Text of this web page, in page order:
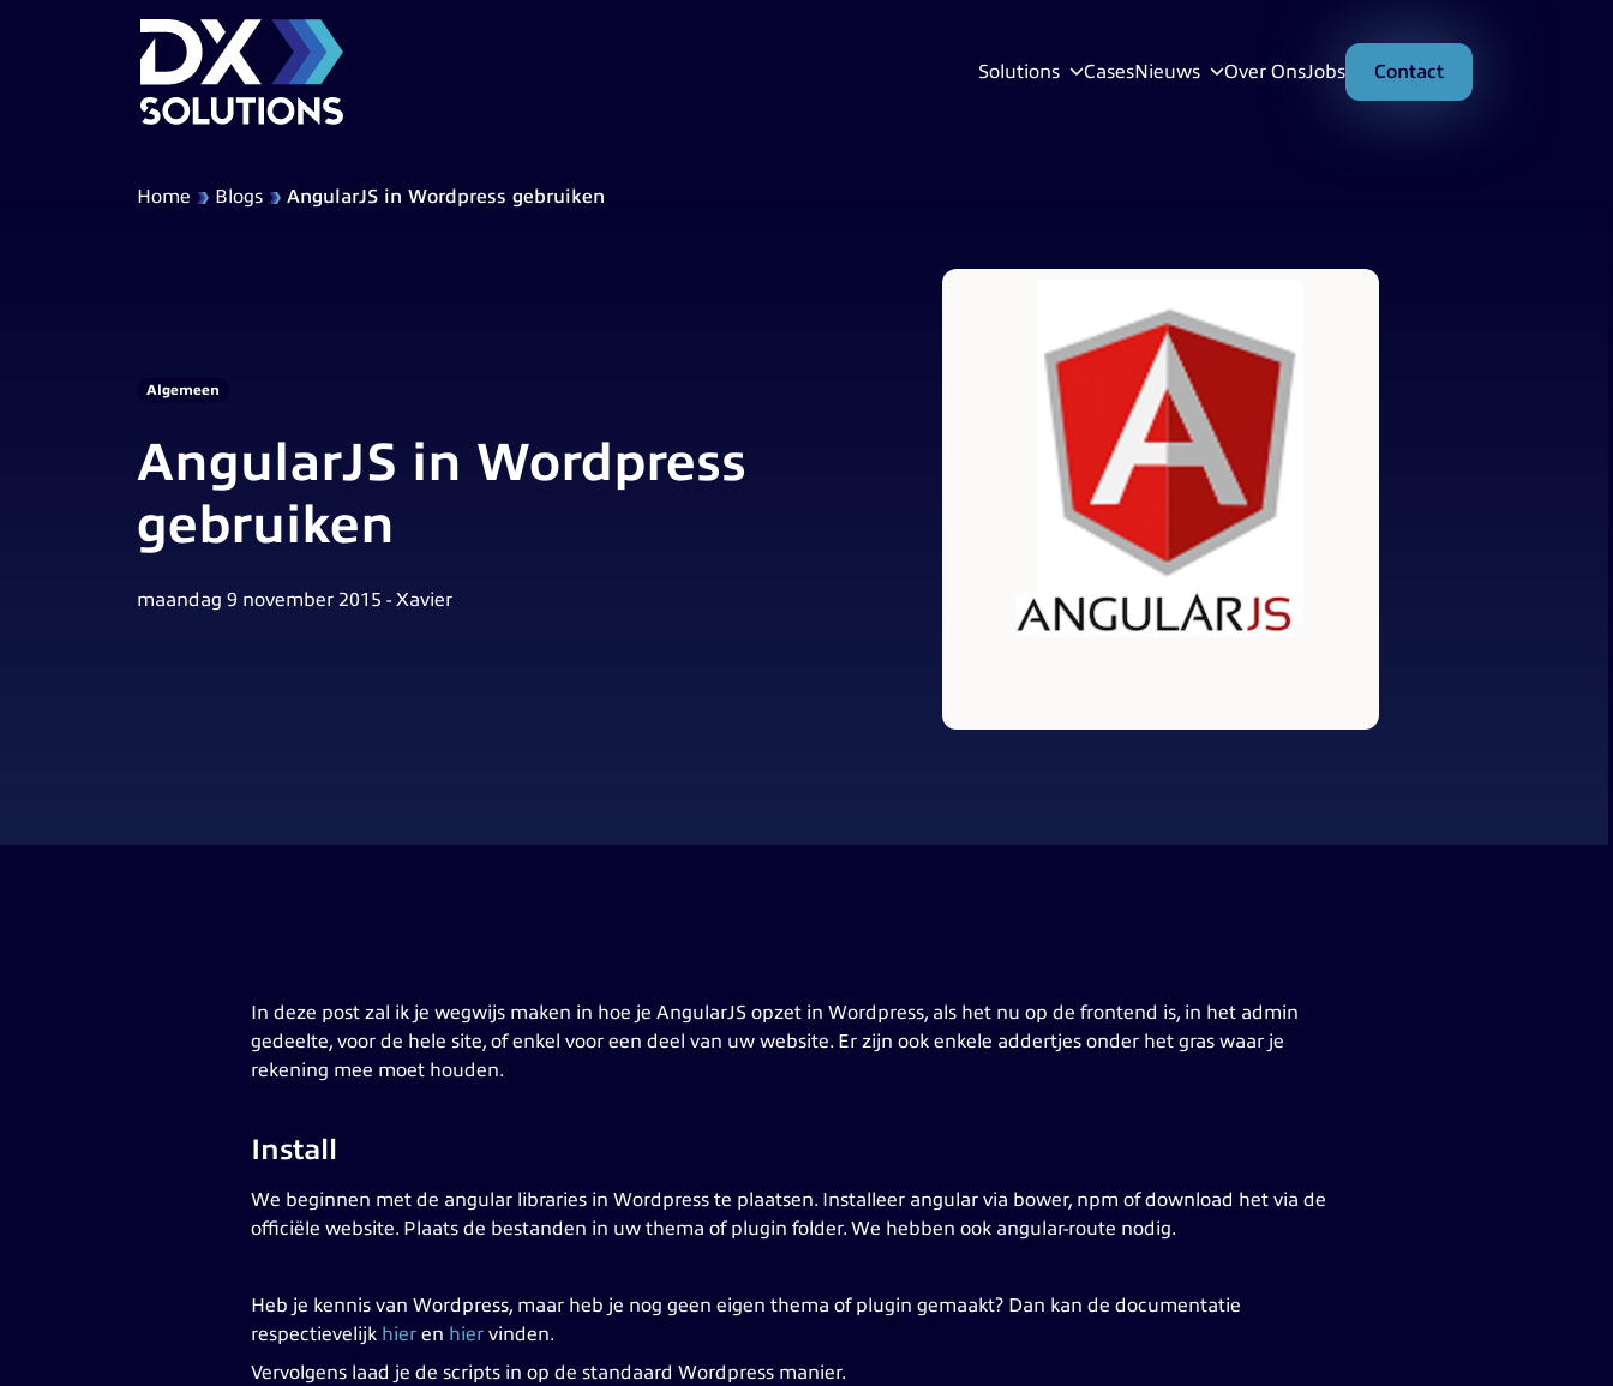
Solutions CasesNieuws Over OnsJobs Contact
Home Blogs AngularJS in Wordpress gebruiken
Algemeen
AngularJS in Wordpress
gebruiken
maandag 9 november 2015 - Xavier
In deze post zal ik je wegwijs maken in hoe je AngularJS opzet in Wordpress, als het nu op de frontend is, in het admin
gedeelte, voor de hele site, of enkel voor een deel van uw website. Er zijn ook enkele addertjes onder het gras waar je
rekening mee moet houden.
Install
We beginnen met de angular libraries in Wordpress te plaatsen. Installeer angular via bower, npm of download het via de
officiële website. Plaats de bestanden in uw thema of plugin folder. We hebben ook angular-route nodig.
Heb je kennis van Wordpress, maar heb je nog geen eigen thema of plugin gemaakt? Dan kan de documentatie
respectievelijk hier en hier vinden.
Vervolgens laad je de scripts in op de standaard Wordpress manier.